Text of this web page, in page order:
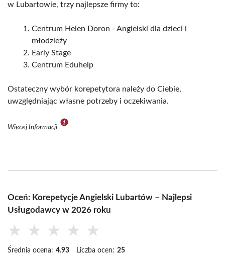
w Lubartowie, trzy najlepsze firmy to:
Centrum Helen Doron - Angielski dla dzieci i
młodzieży
Early Stage
Centrum Eduhelp
Ostateczny wybór korepetytora należy do Ciebie,
uwzględniając własne potrzeby i oczekiwania.
Więcej Informacji
Oceń: Korepetycje Angielski Lubartów – Najlepsi
Usługodawcy w 2026 roku
★ ★ ★ ★ ★
Średnia ocena: 4.93 Liczba ocen: 25